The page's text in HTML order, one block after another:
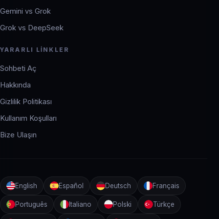
Gemini vs Grok
Grok vs DeepSeek
YARARLI LINKLER
Sohbeti Aç
Hakkında
Gizlilik Politikası
Kullanım Koşulları
Bize Ulaşın
English Español Deutsch Français
Português Italiano Polski Türkçe